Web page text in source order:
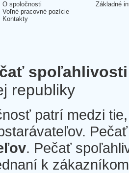
O spoločnosti
Voľné pracovné pozície
Kontakty
Základné
spoľahlivosti
republiky
patrí medzi
. Pečať
k